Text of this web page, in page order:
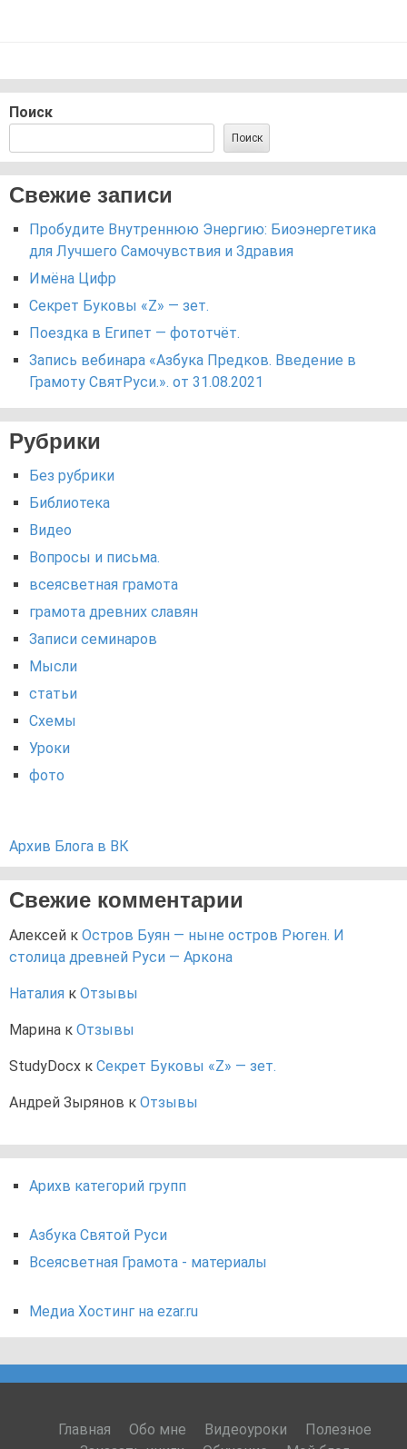
Поиск
Поиск
Свежие записи
Пробудите Внутреннюю Энергию: Биоэнергетика
для Лучшего Самочувствия и Здравия
Имёна Цифр
Секрет Буковы «Z» — зет.
Поездка в Египет — фототчёт.
Запись вебинара «Азбука Предков. Введение в
Грамоту СвятРуси.». от 31.08.2021
Рубрики
Без рубрики
Библиотека
Видео
Вопросы и письма.
всеясветная грамота
грамота древних славян
Записи семинаров
Мысли
статьи
Схемы
Уроки
фото
Архив Блога в ВК
Свежие комментарии
Алексей к Остров Буян — ныне остров Рюген. И
столица древней Руси — Аркона
Наталия к Отзывы
Марина к Отзывы
StudyDocx к Секрет Буковы «Z» — зет.
Андрей Зырянов к Отзывы
Арихв категорий групп
Азбука Святой Руси
Всеясветная Грамота - материалы
Медиа Хостинг на ezar.ru
Главная Обо мне Видеоуроки
Полезное